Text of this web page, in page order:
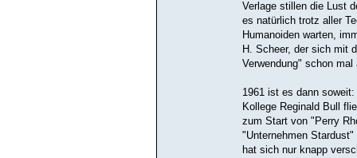
Verlage stillen die Lust
es natürlich trotz aller
Humanoiden warten,
H. Scheer, der sich mit
Verwendung" schon
1961 ist es dann
Kollege Reginald Bull
zum Start von "Perry
"Unternehmen
hat sich nur knapp